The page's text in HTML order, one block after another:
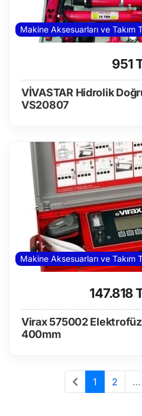
Makine Aksesuarları ve Takım
951
VİVASTAR Hidrolik
VS20807
Makine Aksesuarları ve Takım
147.818
Virax 575002
400mm
1 2 …